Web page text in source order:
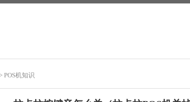
POS机知识